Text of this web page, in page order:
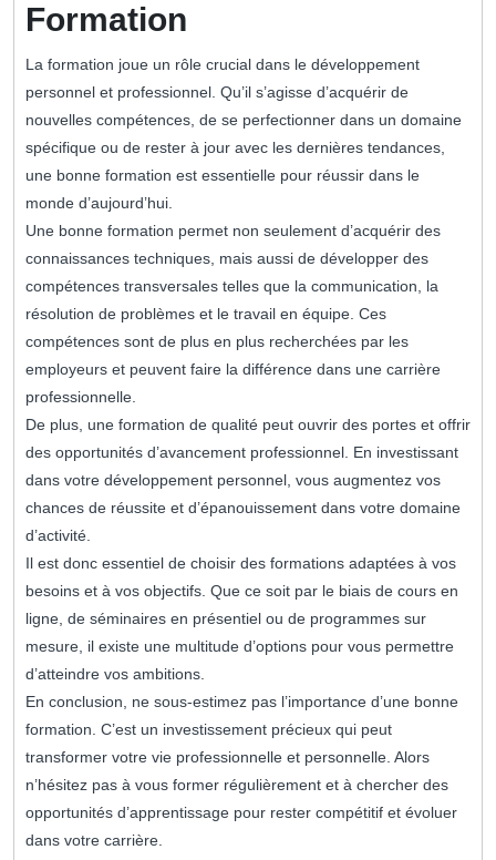
Formation
La formation joue un rôle crucial dans le développement
personnel et professionnel. Qu’il s’agisse d’acquérir de
nouvelles compétences, de se perfectionner dans un domaine
spécifique ou de rester à jour avec les dernières tendances,
une bonne formation est essentielle pour réussir dans le
monde d’aujourd’hui.
Une bonne formation permet non seulement d’acquérir des
connaissances techniques, mais aussi de développer des
compétences transversales telles que la communication, la
résolution de problèmes et le travail en équipe. Ces
compétences sont de plus en plus recherchées par les
employeurs et peuvent faire la différence dans une carrière
professionnelle.
De plus, une formation de qualité peut ouvrir des portes et offrir
des opportunités d’avancement professionnel. En investissant
dans votre développement personnel, vous augmentez vos
chances de réussite et d’épanouissement dans votre domaine
d’activité.
Il est donc essentiel de choisir des formations adaptées à vos
besoins et à vos objectifs. Que ce soit par le biais de cours en
ligne, de séminaires en présentiel ou de programmes sur
mesure, il existe une multitude d’options pour vous permettre
d’atteindre vos ambitions.
En conclusion, ne sous-estimez pas l’importance d’une bonne
formation. C’est un investissement précieux qui peut
transformer votre vie professionnelle et personnelle. Alors
n’hésitez pas à vous former régulièrement et à chercher des
opportunités d’apprentissage pour rester compétitif et évoluer
dans votre carrière.